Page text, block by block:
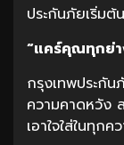
ประกันภัยเริ่ม
“แคร์คุณทุกย่า
กรุงเทพประกั
ความคาดหวัง
เอาใจใส่ในทุก